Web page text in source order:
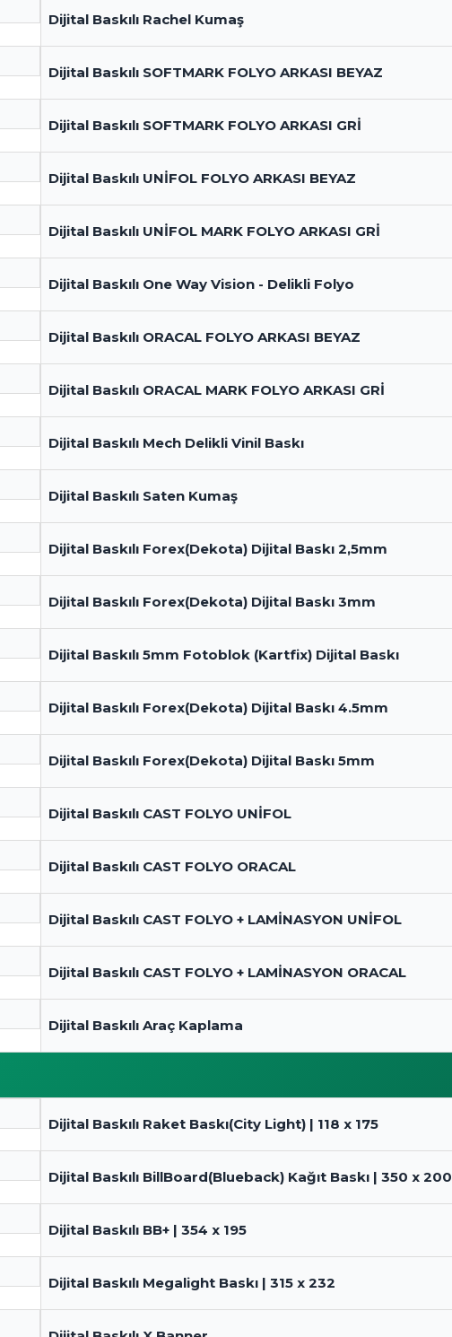
Dijital Baskılı Rachel Kumaş
Dijital Baskılı SOFTMARK FOLYO ARKASI BEYAZ
Dijital Baskılı SOFTMARK FOLYO ARKASI GRİ
Dijital Baskılı UNİFOL FOLYO ARKASI BEYAZ
Dijital Baskılı UNİFOL MARK FOLYO ARKASI GRİ
Dijital Baskılı One Way Vision - Delikli Folyo
Dijital Baskılı ORACAL FOLYO ARKASI BEYAZ
Dijital Baskılı ORACAL MARK FOLYO ARKASI GRİ
Dijital Baskılı Mech Delikli Vinil Baskı
Dijital Baskılı Saten Kumaş
Dijital Baskılı Forex(Dekota) Dijital Baskı 2,5mm
Dijital Baskılı Forex(Dekota) Dijital Baskı 3mm
Dijital Baskılı 5mm Fotoblok (Kartfix) Dijital Baskı
Dijital Baskılı Forex(Dekota) Dijital Baskı 4.5mm
Dijital Baskılı Forex(Dekota) Dijital Baskı 5mm
Dijital Baskılı CAST FOLYO UNİFOL
Dijital Baskılı CAST FOLYO ORACAL
Dijital Baskılı CAST FOLYO + LAMİNASYON UNİFOL
Dijital Baskılı CAST FOLYO + LAMİNASYON ORACAL
Dijital Baskılı Araç Kaplama
Dijital Baskılı Raket Baskı(City Light) | 118 x 175
Dijital Baskılı BillBoard(Blueback) Kağıt Baskı | 350 x 200
Dijital Baskılı BB+ | 354 x 195
Dijital Baskılı Megalight Baskı | 315 x 232